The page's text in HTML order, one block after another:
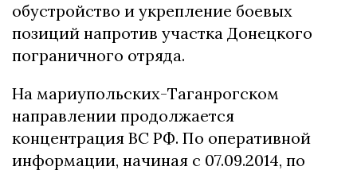
обустройство и укрепление боевых
позиций напротив участка Донецкого
пограничного отряда.
На мариупольских-Таганрогском
направлении продолжается
концентрация ВС РФ. По оперативной
информации, начиная с 07.09.2014, по